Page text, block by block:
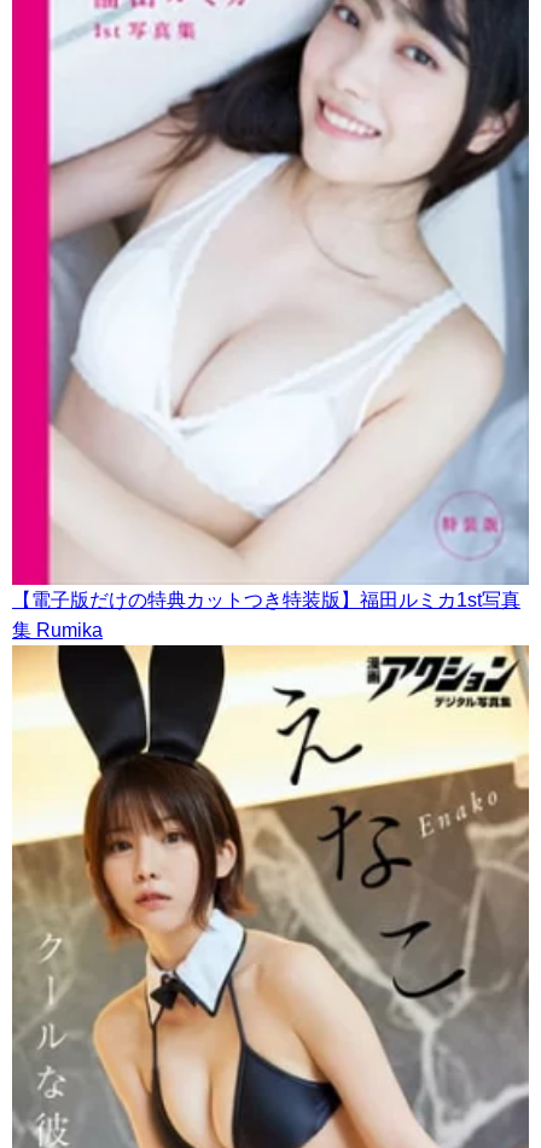
【電子版だけの特典カットつき特装版】福田ルミカ1st写真
集 Rumika